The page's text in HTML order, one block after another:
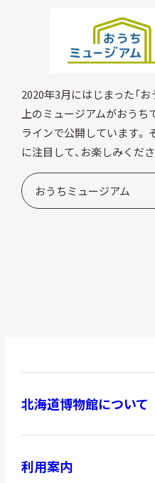
2020年3月にはじまった「お
上のミュージアムがおう
ラインで公開しています。
に注目して、お楽しみくださ
おうちミュージアム
北海道博物館について
利用案内